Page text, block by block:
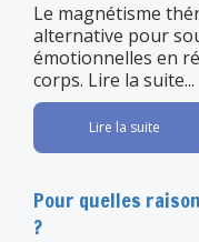
Le magnétisme
alternative pour
émotionnelles en
corps. Lire la suite...
Lire la suite
Pour quelles
?